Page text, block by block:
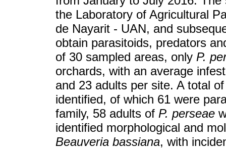
the Laboratory of Agricultural
de Nayarit - UAN, and
obtain parasitoids, predators
of 30 sampled areas, only P.
orchards, with an average
and 23 adults per site. A total
identified, of which 61 were
family, 58 adults of P. perseae
identified morphological and
Beauveria bassiana, with